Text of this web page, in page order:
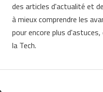
des articles d'actualité et
à mieux comprendre les
pour encore plus
la Tech.